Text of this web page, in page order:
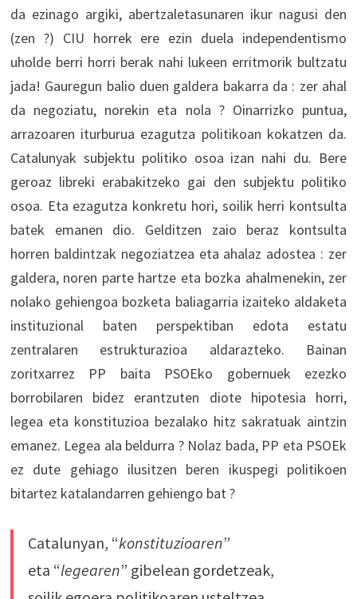
da ezinago argiki, abertzaletasunaren ikur nagusi den
(zen ?) CIU horrek ere ezin duela independentismo
uholde berri horri berak nahi lukeen erritmorik bultzatu
jada! Gauregun balio duen galdera bakarra da : zer ahal
da negoziatu, norekin eta nola ? Oinarrizko puntua,
arrazoaren iturburua ezagutza politikoan kokatzen da.
Catalunyak subjektu politiko osoa izan nahi du. Bere
geroaz libreki erabakitzeko gai den subjektu politiko
osoa. Eta ezagutza konkretu hori, soilik herri kontsulta
batek emanen dio. Gelditzen zaio beraz kontsulta
horren baldintzak negoziatzea eta ahalaz adostea : zer
galdera, noren parte hartze eta bozka ahalmenekin, zer
nolako gehiengoa bozketa baliagarria izaiteko aldaketa
instituzional baten perspektiban edota estatu
zentralaren estrukturazioa aldarazteko. Bainan
zoritxarrez PP baita PSOEko gobernuek ezezko
borrobilaren bidez erantzuten diote hipotesia horri,
legea eta konstituzioa bezalako hitz sakratuak aintzin
emanez. Legea ala beldurra ? Nolaz bada, PP eta PSOEk
ez dute gehiago ilusitzen beren ikuspegi politikoen
bitartez katalandarren gehiengo bat ?
Catalunyan, “konstituzioaren”
eta “legearen” gibelean gordetzeak,